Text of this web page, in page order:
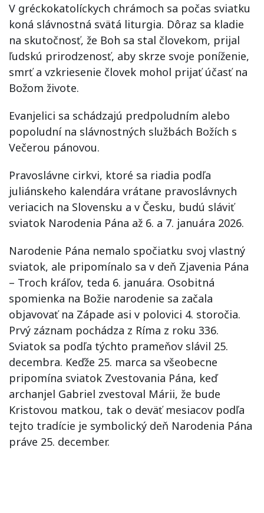
V gréckokatolíckych chrámoch sa počas sviatku
koná slávnostná svätá liturgia. Dôraz sa kladie
na skutočnosť, že Boh sa stal človekom, prijal
ľudskú prirodzenosť, aby skrze svoje poníženie,
smrť a vzkriesenie človek mohol prijať účasť na
Božom živote.
Evanjelici sa schádzajú predpoludním alebo
popoludní na slávnostných službách Božích s
Večerou pánovou.
Pravoslávne cirkvi, ktoré sa riadia podľa
juliánskeho kalendára vrátane pravoslávnych
veriacich na Slovensku a v Česku, budú sláviť
sviatok Narodenia Pána až 6. a 7. januára 2026.
Narodenie Pána nemalo spočiatku svoj vlastný
sviatok, ale pripomínalo sa v deň Zjavenia Pána
– Troch kráľov, teda 6. januára. Osobitná
spomienka na Božie narodenie sa začala
objavovať na Západe asi v polovici 4. storočia.
Prvý záznam pochádza z Ríma z roku 336.
Sviatok sa podľa týchto prameňov slávil 25.
decembra. Keďže 25. marca sa všeobecne
pripomína sviatok Zvestovania Pána, keď
archanjel Gabriel zvestoval Márii, že bude
Kristovou matkou, tak o deväť mesiacov podľa
tejto tradície je symbolický deň Narodenia Pána
práve 25. december.